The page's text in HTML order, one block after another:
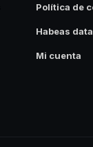
Política de
Habeas data
Mi cuenta